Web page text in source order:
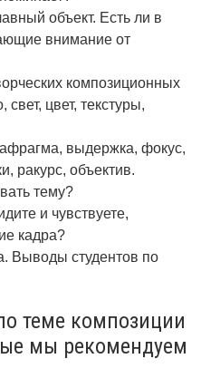
объект. Есть ли в
внимание от
композиционных
цвет, текстуры,
выдержка, фокус,
ракурс, объектив.
тему?
и чувствуете,
кадра?
Выводы студентов по
теме композиции
мы рекомендуем